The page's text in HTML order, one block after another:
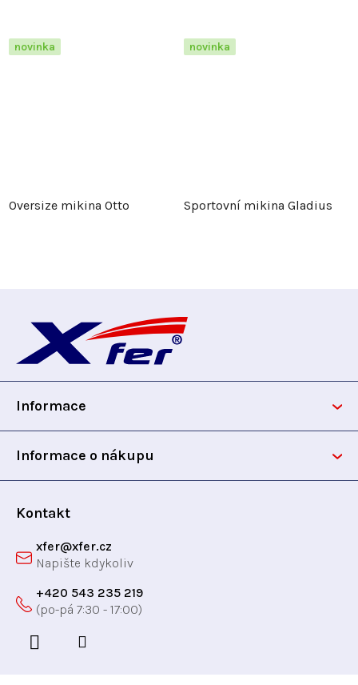
novinka
Oversize mikina Otto
novinka
Sportovní mikina Gladius
p
Informace
Informace o nákupu
Kontakt
xfer@xfer.cz
+420 543 235 219